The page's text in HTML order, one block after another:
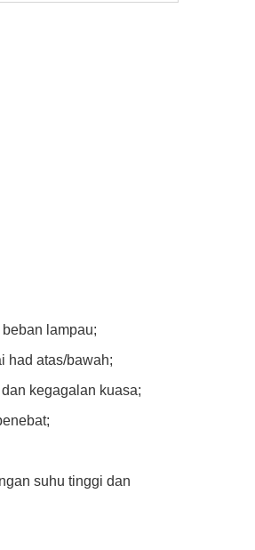
lampau;
had atas/bawah;
kegagalan kuasa;
suhu tinggi dan